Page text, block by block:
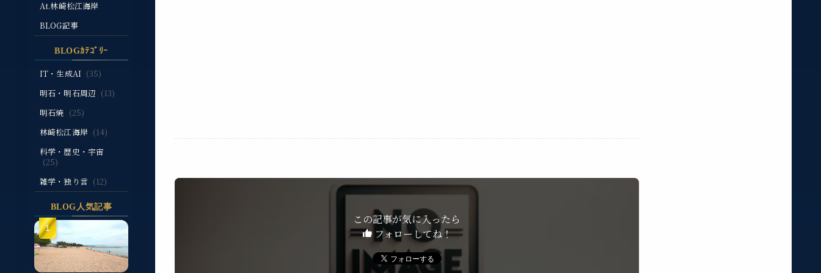
この記事が気に入ったら
フォローしてね！
At.林崎松江海岸
BLOG記事
BLOGｶﾃｺﾞﾘｰ
IT・生成AI (35)
明石・明石周辺 (13)
明石焼 (25)
林崎松江海岸 (14)
科学・歴史・宇宙
(25)
雑学・独り言 (12)
BLOG人気記事